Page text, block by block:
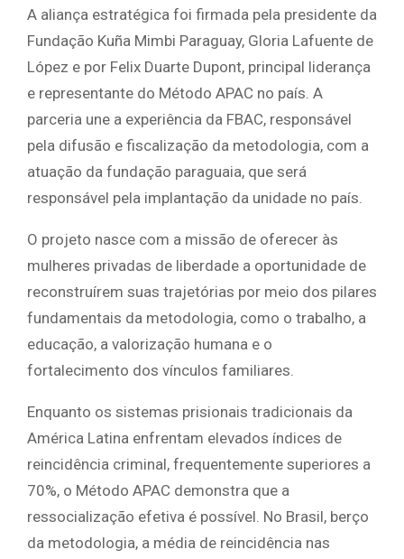
A aliança estratégica foi firmada pela presidente da
Fundação Kuña Mimbi Paraguay, Gloria Lafuente de
López e por Felix Duarte Dupont, principal liderança
e representante do Método APAC no país. A
parceria une a experiência da FBAC, responsável
pela difusão e fiscalização da metodologia, com a
atuação da fundação paraguaia, que será
responsável pela implantação da unidade no país.
O projeto nasce com a missão de oferecer às
mulheres privadas de liberdade a oportunidade de
reconstruírem suas trajetórias por meio dos pilares
fundamentais da metodologia, como o trabalho, a
educação, a valorização humana e o
fortalecimento dos vínculos familiares.
Enquanto os sistemas prisionais tradicionais da
América Latina enfrentam elevados índices de
reincidência criminal, frequentemente superiores a
70%, o Método APAC demonstra que a
ressocialização efetiva é possível. No Brasil, berço
da metodologia, a média de reincidência nas